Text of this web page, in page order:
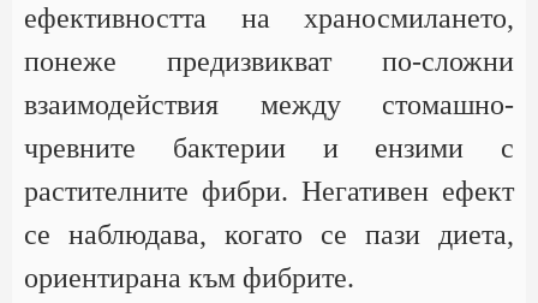
ефективността на храносмилането,
понеже предизвикват по-сложни
взаимодействия между стомашно-
чревните бактерии и ензими с
растителните фибри. Негативен ефект
се наблюдава, когато се пази диета,
ориентирана към фибрите.